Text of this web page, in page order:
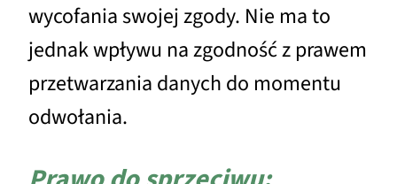
wycofania swojej zgody. Nie ma to
jednak wpływu na zgodność z prawem
przetwarzania danych do momentu
odwołania.